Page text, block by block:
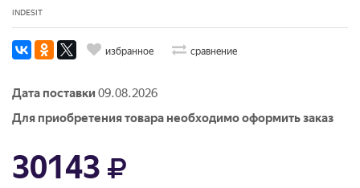
INDESIT
избранное сравнение
Дата поставки 09.08.2026
Для приобретения товара необходимо оформить заказ
30143